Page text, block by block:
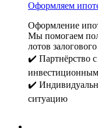
Оформляем
Оформление
Мы помогаем
лотов
✔️ Партнёрство
✔️
ситуацию